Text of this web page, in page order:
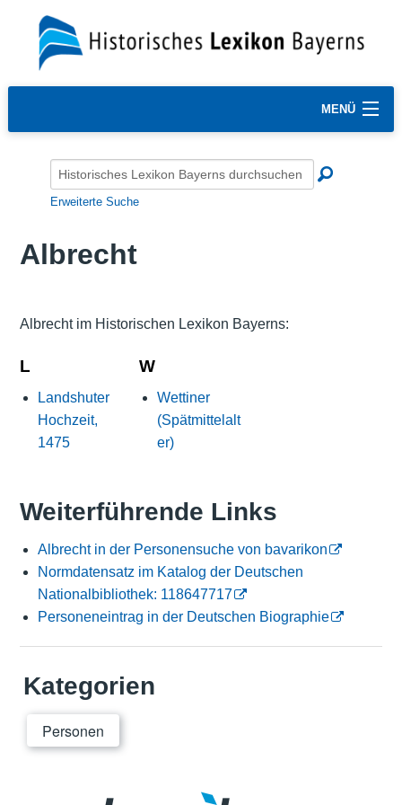
MENÜ
Erweiterte Suche
Albrecht
Albrecht im Historischen Lexikon Bayerns:
L
Landshuter
Hochzeit,
1475
W
Wettiner
(Spätmittelalt
er)
Weiterführende Links
Albrecht in der Personensuche von bavarikon
Normdatensatz im Katalog der Deutschen
Nationalbibliothek: 118647717
Personeneintrag in der Deutschen Biographie
Kategorien
Personen